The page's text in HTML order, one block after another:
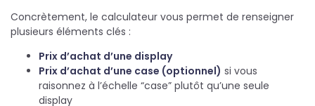
Concrètement, le calculateur vous permet de renseigner
plusieurs éléments clés :
Prix d’achat d’une display
Prix d’achat d’une case (optionnel) si vous
raisonnez à l’échelle “case” plutôt qu’une seule
display